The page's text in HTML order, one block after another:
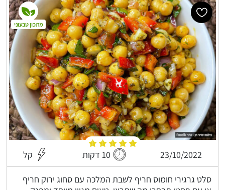
23/10/2022 10 דקות קל
סלט גרגירי חומוס חריף לשבת המלכה עם סחוג ירוק חריף
מתכון טבעוני